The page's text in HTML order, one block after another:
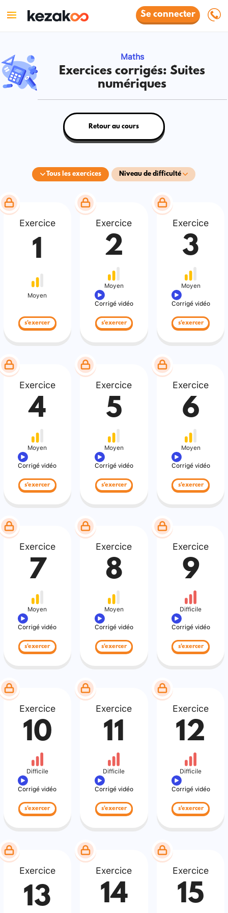
Se connecter
Maths
Exercices corrigés: Suites
numériques
Tous les exercices Niveau de difficulté
Retour au cours
Exercice
1
Moyen
s'exercer
Exercice
2
Moyen
Corrigé vidéo
s'exercer
Exercice
3
Moyen
Corrigé vidéo
s'exercer
Exercice
4
Moyen
Corrigé vidéo
s'exercer
Exercice
5
Moyen
Corrigé vidéo
s'exercer
Exercice
6
Moyen
Corrigé vidéo
s'exercer
Exercice
7
Moyen
Corrigé vidéo
s'exercer
Exercice
8
Moyen
Corrigé vidéo
s'exercer
Exercice
9
Difficile
Corrigé vidéo
s'exercer
Exercice
10
Difficile
Corrigé vidéo
s'exercer
Exercice
11
Difficile
Corrigé vidéo
s'exercer
Exercice
12
Difficile
Corrigé vidéo
s'exercer
Exercice
13
Exercice
14
Exercice
15